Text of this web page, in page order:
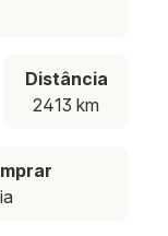
Distância
2413 km